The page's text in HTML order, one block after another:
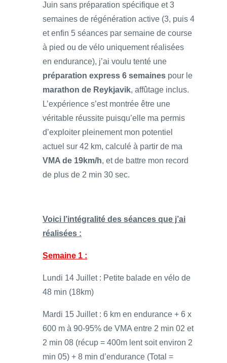
Juin sans préparation spécifique et 3
semaines de régénération active (3, puis 4
et enfin 5 séances par semaine de course
à pied ou de vélo uniquement réalisées
en endurance), j’ai voulu tenté une
préparation express 6 semaines pour le
marathon de Reykjavik, affûtage inclus.
L’expérience s’est montrée être une
véritable réussite puisqu’elle ma permis
d’exploiter pleinement mon potentiel
actuel sur 42 km, calculé à partir de ma
VMA de 19km/h, et de battre mon record
de plus de 2 min 30 sec.
Voici l’intégralité des séances que j’ai
réalisées :
Semaine 1 :
Lundi 14 Juillet : Petite balade en vélo de
48 min (18km)
Mardi 15 Juillet : 6 km en endurance + 6 x
600 m à 90-95% de VMA entre 2 min 02 et
2 min 08 (récup = 400m lent soit environ 2
min 05) + 8 min d’endurance (Total =